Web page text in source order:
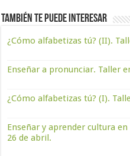
También te puede interesar
¿Cómo alfabetizas tú? (II).
Enseñar a pronunciar. Taller
¿Cómo alfabetizas tú? (I).
Enseñar y aprender cultura en
26 de abril.